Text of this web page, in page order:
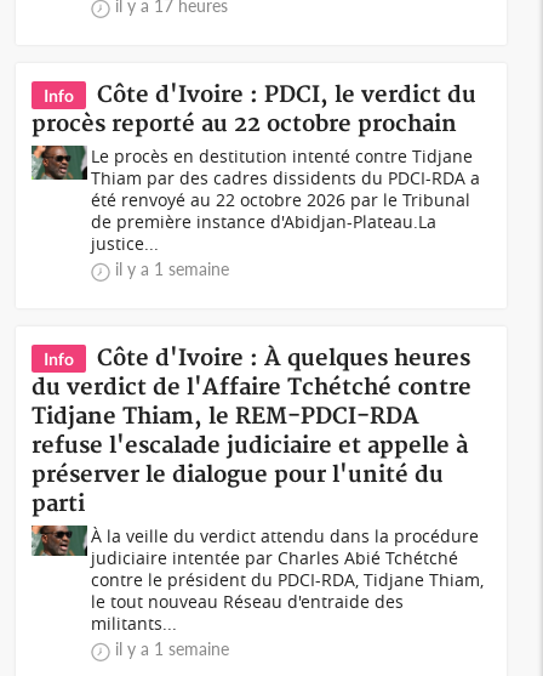
il y a 17 heures
Info
Côte d'Ivoire : PDCI, le verdict du
procès reporté au 22 octobre prochain
Le procès en destitution intenté contre Tidjane
Thiam par des cadres dissidents du PDCI-RDA a
été renvoyé au 22 octobre 2026 par le Tribunal
de première instance d'Abidjan-Plateau.La
justice...
il y a 1 semaine
Info
Côte d'Ivoire : À quelques heures
du verdict de l'Affaire Tchétché contre
Tidjane Thiam, le REM-PDCI-RDA
refuse l'escalade judiciaire et appelle à
préserver le dialogue pour l'unité du
parti
À la veille du verdict attendu dans la procédure
judiciaire intentée par Charles Abié Tchétché
contre le président du PDCI-RDA, Tidjane Thiam,
le tout nouveau Réseau d'entraide des
militants...
il y a 1 semaine